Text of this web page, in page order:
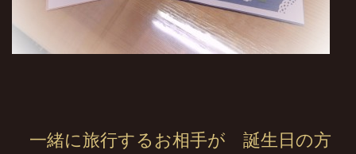
一緒に旅行するお相手が 誕生日の方